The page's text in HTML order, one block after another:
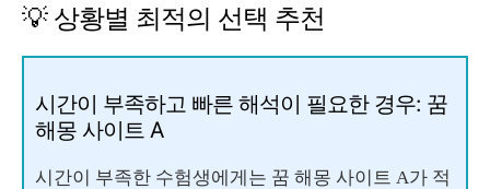
💡 상황별 최적의 선택 추천
시간이 부족하고 빠른 해석이 필요한 경우: 꿈
해몽 사이트 A
시간이 부족한 수험생에게는 꿈 해몽 사이트 A가 적